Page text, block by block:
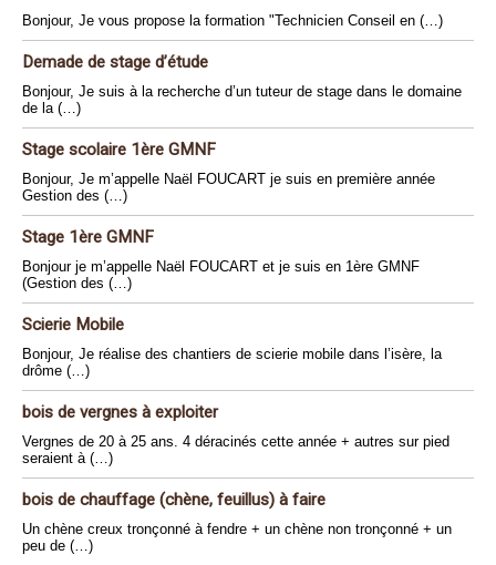
Bonjour, Je vous propose la formation "Technicien Conseil en (…)
Demade de stage d’étude
Bonjour, Je suis à la recherche d’un tuteur de stage dans le domaine
de la (…)
Stage scolaire 1ère GMNF
Bonjour, Je m’appelle Naël FOUCART je suis en première année
Gestion des (…)
Stage 1ère GMNF
Bonjour je m’appelle Naël FOUCART et je suis en 1ère GMNF
(Gestion des (…)
Scierie Mobile
Bonjour, Je réalise des chantiers de scierie mobile dans l’isère, la
drôme (…)
bois de vergnes à exploiter
Vergnes de 20 à 25 ans. 4 déracinés cette année + autres sur pied
seraient à (…)
bois de chauffage (chène, feuillus) à faire
Un chène creux tronçonné à fendre + un chène non tronçonné + un
peu de (…)